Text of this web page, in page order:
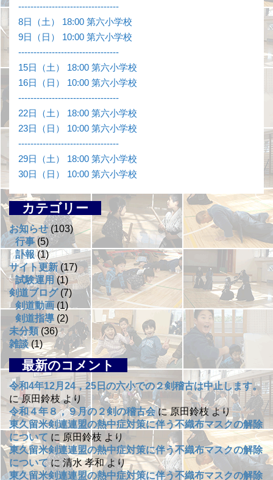
---------------------------------
8日（土） 18:00 第六小学校
9日（日） 10:00 第六小学校
---------------------------------
15日（土） 18:00 第六小学校
16日（日） 10:00 第六小学校
---------------------------------
22日（土） 18:00 第六小学校
23日（日） 10:00 第六小学校
---------------------------------
29日（土） 18:00 第六小学校
30日（日） 10:00 第六小学校
カテゴリー
お知らせ(103)
行事(5)
訃報(1)
サイト更新(17)
試験運用 (1)
剣道ブログ(7)
剣道動画 (1)
剣道指導 (2)
未分類(36)
雑談 (1)
最新のコメント
令和4年12月24，25日の六小での２剣稽古は中止します。
に原田鈴枝より
令和４年８，９月の２剣の稽古会に原田鈴枝より
東久留米剣連連盟の熱中症対策に伴う不織布マスクの解除
について に 原田鈴枝 より
東久留米剣連連盟の熱中症対策に伴う不織布マスクの解除
についてに清水 孝和より
東久留米剣連連盟の熱中症対策に伴う不織布マスクの解除